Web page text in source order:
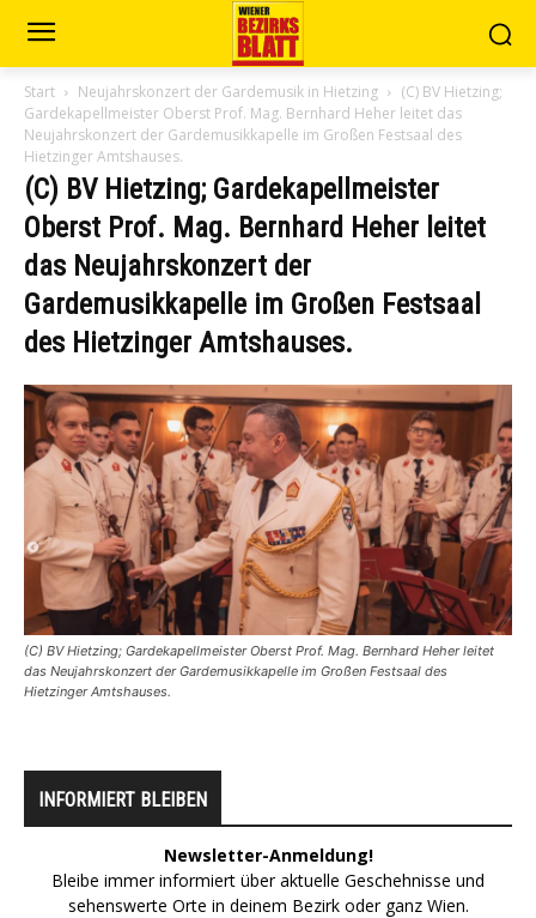
Start Neujahrskonzert der Gardemusik in Hietzing
(C) BV Hietzing;
Gardekapellmeister Oberst Prof. Mag. Bernhard Heher leitet das
Neujahrskonzert der Gardemusikkapelle im Großen Festsaal des
Hietzinger Amtshauses.
(C) BV Hietzing; Gardekapellmeister
Oberst Prof. Mag. Bernhard Heher leitet
das Neujahrskonzert der
Gardemusikkapelle im Großen Festsaal
des Hietzinger Amtshauses.
(C) BV Hietzing; Gardekapellmeister Oberst Prof. Mag. Bernhard Heher leitet
das Neujahrskonzert der Gardemusikkapelle im Großen Festsaal des
Hietzinger Amtshauses.
INFORMIERT BLEIBEN
Newsletter-Anmeldung!
Bleibe immer informiert über aktuelle Geschehnisse und
sehenswerte Orte in deinem Bezirk oder ganz Wien.